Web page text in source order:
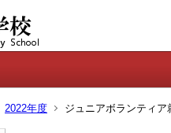
2022年度 ジュニアボランティ